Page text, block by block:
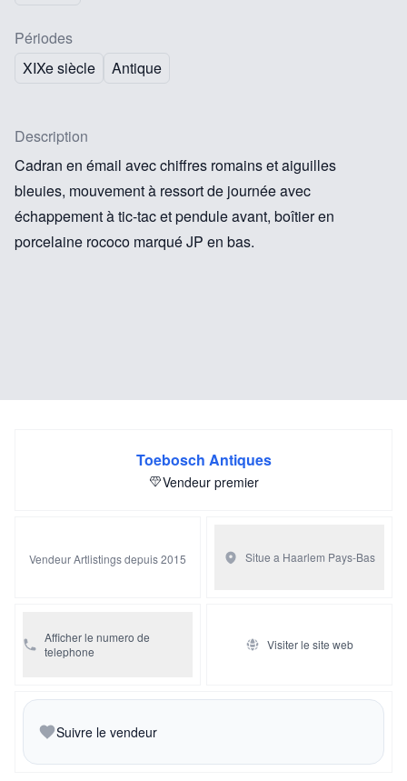
Périodes
XIXe siècle
Antique
Description
Cadran en émail avec chiffres romains et aiguilles
bleuies, mouvement à ressort de journée avec
échappement à tic-tac et pendule avant, boîtier en
porcelaine rococo marqué JP en bas.
Toebosch Antiques
Vendeur premier
Vendeur Artlistings depuis 2015 Situe a Haarlem Pays-Bas
Afficher le numero de
telephone
Visiter le site web
Suivre le vendeur